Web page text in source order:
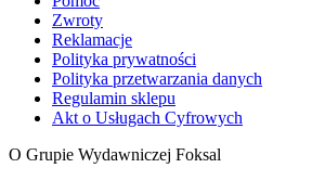
Zwroty
Reklamacje
Polityka prywatności
Polityka przetwarzania danych
Regulamin sklepu
Akt o Usługach Cyfrowych
O Grupie Wydawniczej Foksal